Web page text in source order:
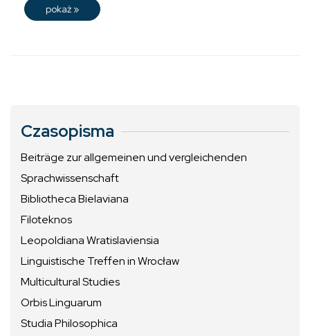
pokaż »
Czasopisma
Beiträge zur allgemeinen und vergleichenden
Sprachwissenschaft
Bibliotheca Bielaviana
Filoteknos
Leopoldiana Wratislaviensia
Linguistische Treffen in Wrocław
Multicultural Studies
Orbis Linguarum
Studia Philosophica